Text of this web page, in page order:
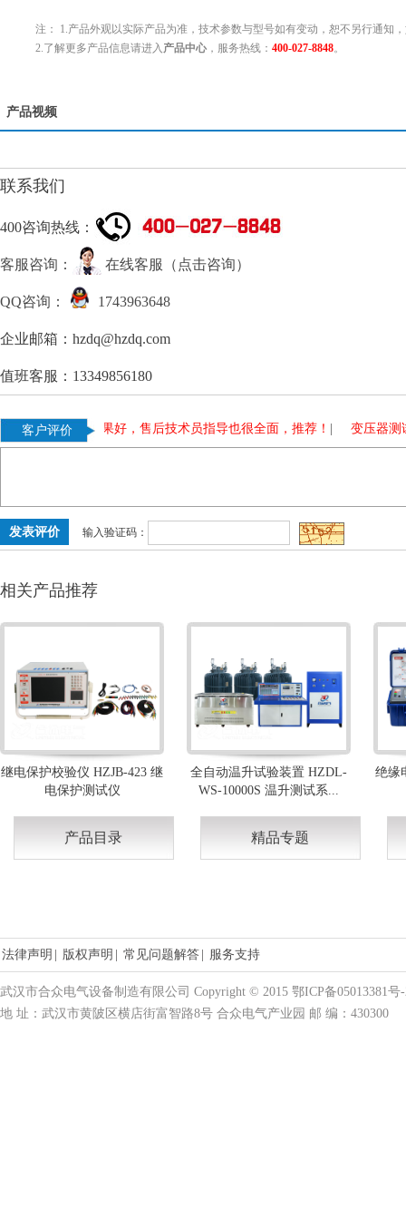
注： 1.产品外观以实际产品为准，技术参数与型号如有变动，恕不另行通知
2.了解更多产品信息请进入 产品中心 ，服务热线： 400-027-8848。
产品视频
联系我们
400咨询热线：
客服咨询： 在线客服（点击咨询）
QQ咨询： 1743963648
企业邮箱：hzdq@hzdq.com
值班客服：13349856180
客户评价 |
装置测试效果好，售后技术员指导也很全面，推荐！ 变压器测试仪
输入验证码：
相关产品推荐
继电保护校验仪 HZJB-423 继
电保护测试仪
全自动温升试验装置 HZDL-
WS-10000S 温升测试系...
绝缘
产品目录 精品专题
法律声明 版权声明 常见问题解答 服务支持
武汉市合众电气设备制造有限公司 Copyright © 2015 鄂ICP备05013381号
地 址：武汉市黄陂区横店街富智路8号 合众电气产业园 邮 编：430300